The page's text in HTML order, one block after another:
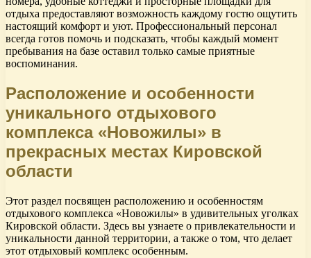
отдыха предоставляют возможность каждому гостю ощутить
настоящий комфорт и уют. Профессиональный персонал
всегда готов помочь и подсказать, чтобы каждый момент
пребывания на базе оставил только самые приятные
воспоминания.
Расположение и особенности
уникального отдыхового
комплекса «Новожилы» в
прекрасных местах Кировской
области
Этот раздел посвящен расположению и особенностям
отдыхового комплекса «Новожилы» в удивительных уголках
Кировской области. Здесь вы узнаете о привлекательности и
уникальности данной территории, а также о том, что делает
этот отдыховый комплекс особенным.